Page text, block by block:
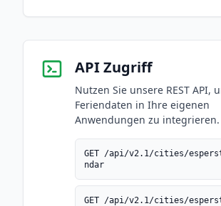
API Zugriff
Nutzen Sie unsere REST API,
Feriendaten in Ihre eigenen
Anwendungen zu integrieren.
GET /api/v2.1/cities/
ndar
GET /api/v2.1/cities/